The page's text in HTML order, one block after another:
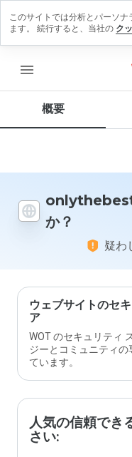
menu
概要
か？
疑わ
ウェブサイトのセ
ア
WOT のセキュリティ
ジーとコミュニティ
ています。
人気の信頼でき
さい:
ーを残す
ウェ
を1
間
で、
ます
か？
このサイトでは分析とパーソ
ます。 続行すると、当社の ク